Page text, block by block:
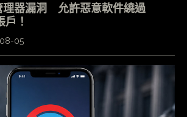
器漏洞 允許惡意軟件繞過
！
05